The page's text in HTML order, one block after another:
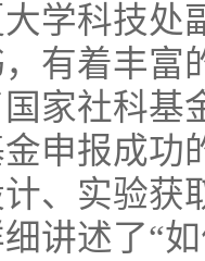
学科技处
有着丰富
家社科基
申报成功
、实验获
讲述了“